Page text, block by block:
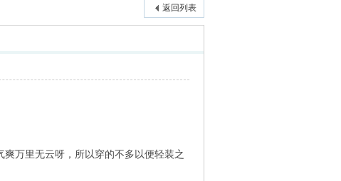
返回列表
万里无云呀，所以穿的不多以便轻装之